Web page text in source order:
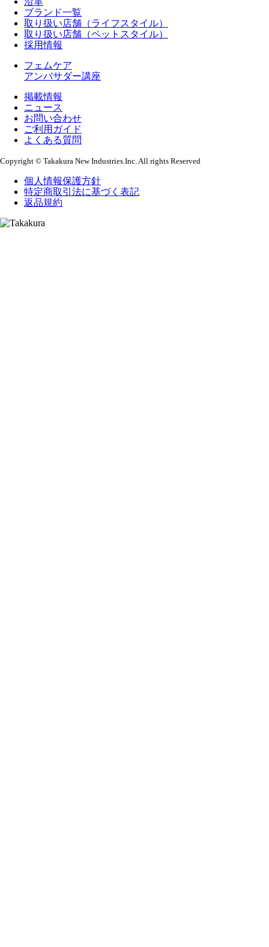
ブランド一覧
取り扱い店舗（ライフスタイル）
取り扱い店舗（ペットスタイル）
採用情報
フェムケア
アンバサダー講座
掲載情報
ニュース
お問い合わせ
ご利用ガイド
よくある質問
Copyright © Takakura New Industries.Inc. All rights Reserved
個人情報保護方針
特定商取引法に基づく表記
返品規約